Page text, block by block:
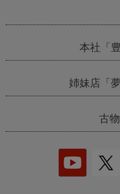
本社「
姉妹店「
古